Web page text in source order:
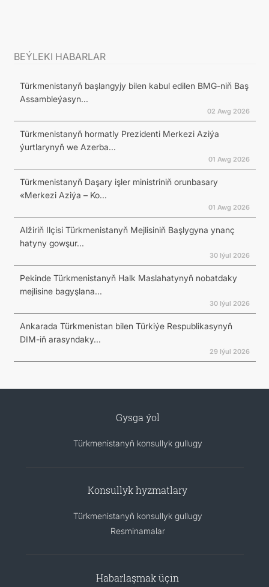
BEÝLEKI HABARLAR
Türkmenistanyň başlangyjy bilen kabul edilen BMG-niň Baş
Assambleýasyn...
02 Awg 2026
Türkmenistanyň hormatly Prezidenti Merkezi Aziýa
ýurtlarynyň we Azerba...
01 Awg 2026
Türkmenistanyň Daşary işler ministriniň orunbasary
«Merkezi Aziýa – Ko...
01 Awg 2026
Alžiriň Ilçisi Türkmenistanyň Mejlisiniň Başlygyna ynanç
hatyny gowşur...
30 Iýul 2026
Pekinde Türkmenistanyň Halk Maslahatynyň nobatdaky
mejlisine bagyşlana...
30 Iýul 2026
Ankarada Türkmenistan bilen Türkiýe Respublikasynyň
DIM-iň arasyndaky...
29 Iýul 2026
Gysga ýol
Türkmenistanyň konsullyk gullugy
Konsullyk hyzmatlary
Türkmenistanyň konsullyk gullugy
Resminamalar
Habarlaşmak üçin